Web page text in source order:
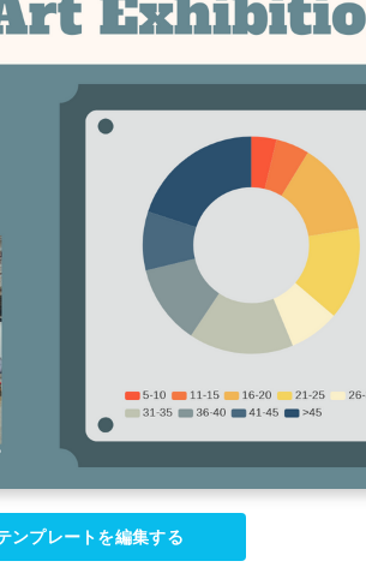
ンプレートを編集する